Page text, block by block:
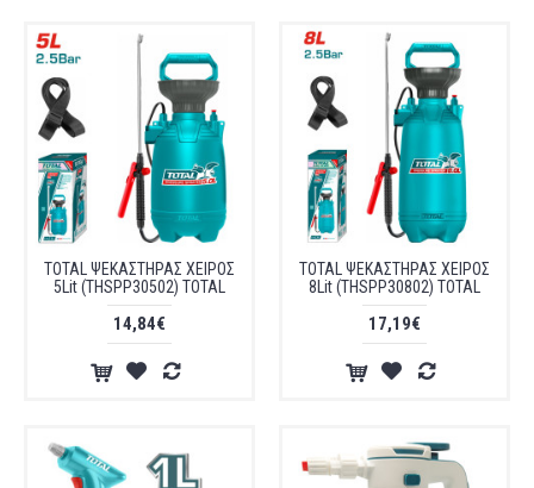
TOTAL ΨΕΚΑΣΤΗΡΑΣ ΧΕΙΡΟΣ
5Lit (THSPP30502) TOTAL
14,84€
TOTAL ΨΕΚΑΣΤΗΡΑΣ ΧΕΙΡΟΣ
8Lit (THSPP30802) TOTAL
17,19€